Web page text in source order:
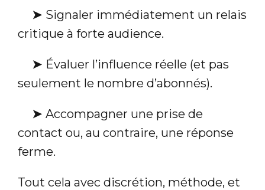
➤ Signaler immédiatement un relais
critique à forte audience.
➤ Évaluer l’influence réelle (et pas
seulement le nombre d’abonnés).
➤ Accompagner une prise de
contact ou, au contraire, une réponse
ferme.
Tout cela avec discrétion, méthode, et